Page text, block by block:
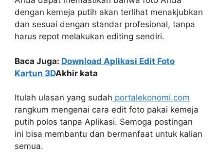
dengan kemeja putih akan terlihat menakjubkan
dan sesuai dengan standar profesional, tanpa
harus repot melakukan editing sendiri.
Baca Juga: Download Aplikasi Edit Foto
Kartun 3DAkhir kata
Itulah ulasan yang sudah portalekonomi.com
rangkum mengenai cara edit foto pakai kemeja
putih polos tanpa Aplikasi. Semoga postingan
ini bisa membantu dan bermanfaat untuk kalian
semua.